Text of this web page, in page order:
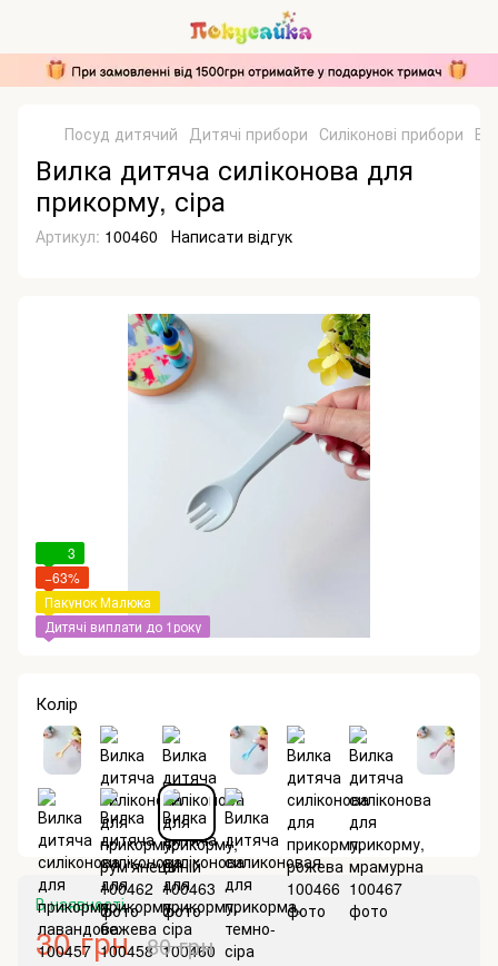
Посуд дитячий Дитячі прибори Силіконові прибори
Вилка дитяча силіконова для
прикорму, сіра
Артикул: 100460 Написати відгук
3
−63%
Пакунок Малюка
Дитячі виплати до 1року
Колір
В наявності
30 грн 80 грн